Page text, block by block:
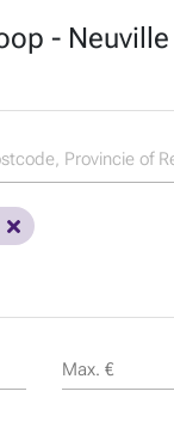
- Neuville
Max. €